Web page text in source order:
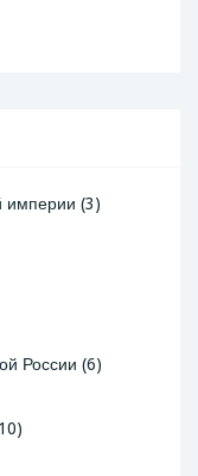
империи (3)
России (6)